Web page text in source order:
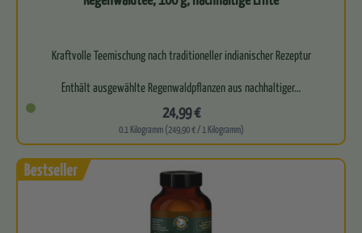
Kraftvolle Teemischung nach traditioneller indianischer Rezeptur
Enthält ausgewählte Regenwaldpflanzen aus nachhaltiger…
24,99 €
0.1 Kilogramm (249,90 € / 1 Kilogramm)